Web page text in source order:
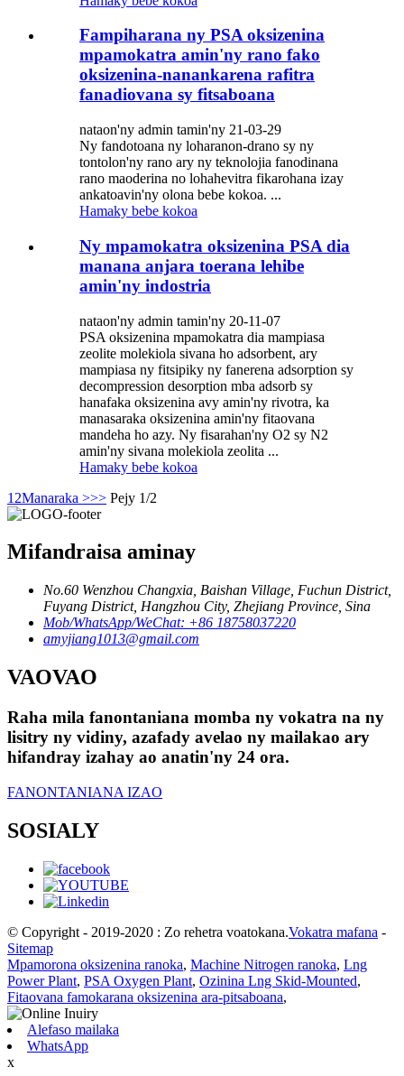
Fampiharana ny PSA oksizenina
mpamokatra amin'ny rano fako
oksizenina-nanankarena rafitra
fanadiovana sy fitsaboana
nataon'ny admin tamin'ny 21-03-29
Ny fandotoana ny loharanon-drano sy ny
tontolon'ny rano ary ny teknolojia fanodinana
rano maoderina no lohahevitra fikarohana izay
ankatoavin'ny olona bebe kokoa. ...
Hamaky bebe kokoa
Ny mpamokatra oksizenina PSA dia
manana anjara toerana lehibe
amin'ny indostria
nataon'ny admin tamin'ny 20-11-07
PSA oksizenina mpamokatra dia mampiasa
zeolite molekiola sivana ho adsorbent, ary
mampiasa ny fitsipiky ny fanerena adsorption sy
decompression desorption mba adsorb sy
hanafaka oksizenina avy amin'ny rivotra, ka
manasaraka oksizenina amin'ny fitaovana
mandeha ho azy. Ny fisarahan'ny O2 sy N2
amin'ny sivana molekiola zeolita ...
Hamaky bebe kokoa
1 2Manaraka >>> Pejy 1/2
Mifandraisa aminay
No.60 Wenzhou Changxia, Baishan Village, Fuchun District,
Fuyang District, Hangzhou City, Zhejiang Province, Sina
Mob/WhatsApp/WeChat: +86 18758037220
amyjiang1013@gmail.com
VAOVAO
Raha mila fanontaniana momba ny vokatra na ny
lisitry ny vidiny, azafady avelao ny mailakao ary
hifandray izahay ao anatin'ny 24 ora.
FANONTANIANA IZAO
SOSIALY
© Copyright - 2019-2020 : Zo rehetra voatokana.Vokatra mafana -
Sitemap
Mpamorona oksizenina ranoka, Machine Nitrogen ranoka, Lng
Power Plant, PSA Oxygen Plant, Ozinina Lng Skid-Mounted,
Fitaovana famokarana oksizenina ara-pitsaboana,
Alefaso mailaka
WhatsApp
x